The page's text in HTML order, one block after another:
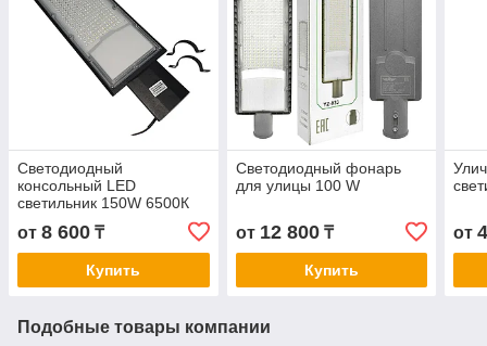
Светодиодный
консольный LED
светильник 150W 6500К
13 000 Lm уличный
от 8 600 ₸
Купить
Светодиодный фонарь
для улицы 100 W
от 12 800₸
Купить
от
Подобные товары компании